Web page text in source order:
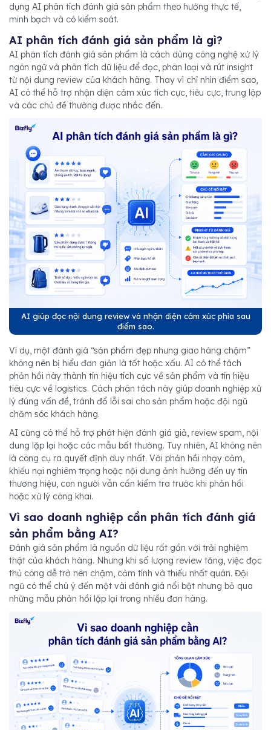
dụng AI phân tích đánh giá sản phẩm theo hướng thực tế,
minh bạch và có kiểm soát.
AI phân tích đánh giá sản phẩm là gì?
AI phân tích đánh giá sản phẩm là cách dùng công nghệ xử lý
ngôn ngữ và phân tích dữ liệu để đọc, phân loại và rút insight
từ nội dung review của khách hàng. Thay vì chỉ nhìn điểm sao,
AI có thể hỗ trợ nhận diện cảm xúc tích cực, tiêu cực, trung lập
và các chủ đề thường được nhắc đến.
AI giúp đọc nội dung review và nhận diện cảm xúc phía sau
điểm sao.
Ví dụ, một đánh giá “sản phẩm đẹp nhưng giao hàng chậm”
không nên bị hiểu đơn giản là tốt hoặc xấu. AI có thể tách
phản hồi này thành tín hiệu tích cực về sản phẩm và tín hiệu
tiêu cực về logistics. Cách phân tách này giúp doanh nghiệp xử
lý đúng vấn đề, tránh đổ lỗi sai cho sản phẩm hoặc đội ngũ
chăm sóc khách hàng.
AI cũng có thể hỗ trợ phát hiện đánh giá giả, review spam, nội
dung lặp lại hoặc các mẫu bất thường. Tuy nhiên, AI không nên
là công cụ ra quyết định duy nhất. Với phản hồi nhạy cảm,
khiếu nại nghiêm trọng hoặc nội dung ảnh hưởng đến uy tín
thương hiệu, con người vẫn cần kiểm tra trước khi phản hồi
hoặc xử lý công khai.
Vì sao doanh nghiệp cần phân tích đánh giá
sản phẩm bằng AI?
Đánh giá sản phẩm là nguồn dữ liệu rất gần với trải nghiệm
thật của khách hàng. Nhưng khi số lượng review tăng, việc đọc
thủ công dễ trở nên chậm, cảm tính và thiếu nhất quán. Đội
ngũ có thể chú ý đến một vài đánh giá nổi bật nhưng bỏ qua
những mẫu phản hồi lặp lại trong nhiều đơn hàng.